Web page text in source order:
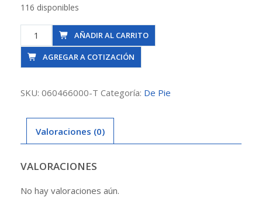
116 disponibles
Válvula
Fondo
(Pie)
C/Filtro
Inox
Acquamix
AÑADIR AL CARRITO
AGREGAR A COTIZACIÓN
SKU: 060466000-T Categoría: De Pie
Valoraciones (0)
VALORACIONES
No hay valoraciones aún.